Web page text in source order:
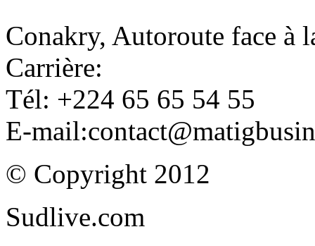
Conakry, Autoroute face à
Carrière:
Tél: +224 65 65 54 55
E-
© Copyright 2012
Sudlive.com